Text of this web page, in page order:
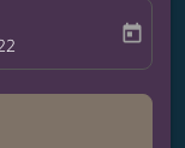
return-date-aria-label
today